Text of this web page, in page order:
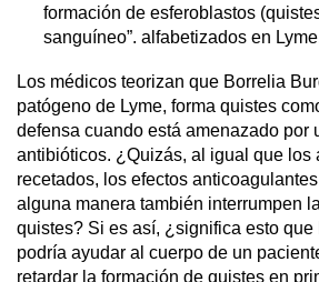
formación de esferoblastos
sanguíneo”. alfabetizados en
Los médicos teorizan que Borrelia
patógeno de Lyme, forma quistes
defensa cuando está amenazado por
antibióticos. ¿Quizás, al igual que los
recetados, los efectos
alguna manera también interrumpen
quistes? Si es así, ¿significa esto que
podría ayudar al cuerpo de un
retardar la formación de quistes en